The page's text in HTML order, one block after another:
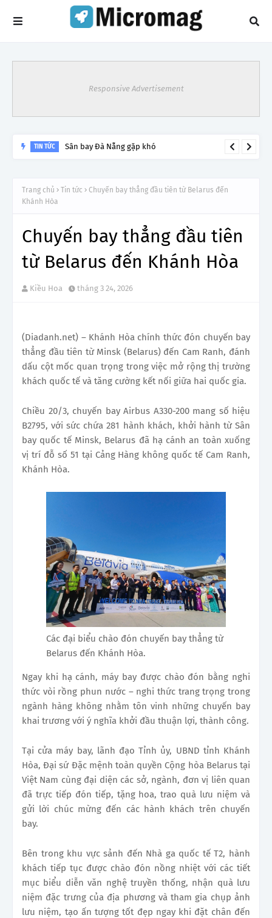
Responsive Advertisement
TIN TỨC Sân bay Đà Nẵng gặp khó
Trang chủ Tin tức
Chuyến bay thẳng đầu tiên từ Belarus đến
Khánh Hòa
Chuyến bay thẳng đầu tiên
từ Belarus đến Khánh Hòa
Kiều Hoa tháng 3 24, 2026
(Diadanh.net) – Khánh Hòa chính thức đón chuyến bay
thẳng đầu tiên từ Minsk (Belarus) đến Cam Ranh, đánh
dấu cột mốc quan trọng trong việc mở rộng thị trường
khách quốc tế và tăng cường kết nối giữa hai quốc gia.
Chiều 20/3, chuyến bay Airbus A330-200 mang số hiệu
B2795, với sức chứa 281 hành khách, khởi hành từ Sân
bay quốc tế Minsk, Belarus đã hạ cánh an toàn xuống
vị trí đỗ số 51 tại Cảng Hàng không quốc tế Cam Ranh,
Khánh Hòa.
Các đại biểu chào đón chuyến bay thẳng từ
Belarus đến Khánh Hòa.
Ngay khi hạ cánh, máy bay được chào đón bằng nghi
thức vòi rồng phun nước – nghi thức trang trọng trong
ngành hàng không nhằm tôn vinh những chuyến bay
khai trương với ý nghĩa khởi đầu thuận lợi, thành công.
Tại cửa máy bay, lãnh đạo Tỉnh ủy, UBND tỉnh Khánh
Hòa, Đại sứ Đặc mệnh toàn quyền Cộng hòa Belarus tại
Việt Nam cùng đại diện các sở, ngành, đơn vị liên quan
đã trực tiếp đón tiếp, tặng hoa, trao quà lưu niệm và
gửi lời chúc mừng đến các hành khách trên chuyến
bay.
Bên trong khu vực sảnh đến Nhà ga quốc tế T2, hành
khách tiếp tục được chào đón nồng nhiệt với các tiết
mục biểu diễn văn nghệ truyền thống, nhận quà lưu
niệm đặc trưng của địa phương và tham gia chụp ảnh
lưu niệm, tạo ấn tượng tốt đẹp ngay khi đặt chân đến